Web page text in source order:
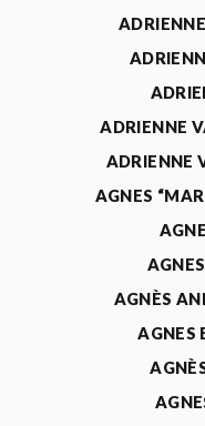
ADRIENNE
ADRIENNE
AGNES
AGNÈS
AGNES